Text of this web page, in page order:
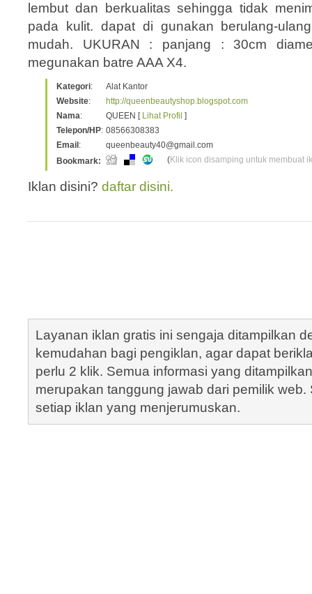
lembut dan berkualitas sehingga tidak
pada kulit. dapat di gunakan berulang-
mudah. UKURAN : panjang : 30cm
megunakan batre AAA X4.
Kategori:
Alat Kantor
Website:
http://queenbeautyshop.blogspot.com
Nama: QUEEN [ Lihat Profil ]
Telepon/HP: 08566308383
Email :
queenbeauty40@gmail.com
Bookmark:
(Klik icon disamping untuk membuat
Iklan disini? daftar disini.
Layanan iklan gratis ini sengaja ditampilkan
kemudahan bagi pengiklan, agar dapat
perlu 2 klik. Semua informasi yang
merupakan tanggung jawab dari pemilik
setiap iklan yang menjerumuskan.